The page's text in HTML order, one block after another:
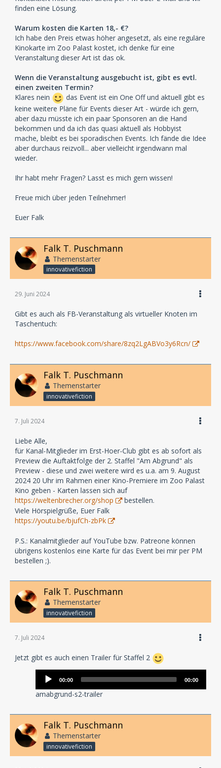
finden eine Lösung.
Warum kosten die Karten 18,- €?
Ich habe den Preis etwas höher angesetzt, als eine reguläre
Kinokarte im Zoo Palast kostet, ich denke für eine
Veranstaltung dieser Art ist das ok.
Wenn die Veranstaltung ausgebucht ist, gibt es evtl.
einen zweiten Termin?
Klares nein
das Event ist ein One Off und aktuell gibt es
keine weitere Pläne für Events dieser Art - würde ich gern,
aber dazu müsste ich ein paar Sponsoren an die Hand
bekommen und da ich das quasi aktuell als Hobbyist
mache, bleibt es bei sporadischen Events. Ich fände die Idee
aber durchaus reizvoll... aber vielleicht irgendwann mal
wieder.
Ihr habt mehr Fragen? Lasst es mich gern wissen!
Freue mich über jeden Teilnehmer!
Euer Falk
Falk T. Puschmann
Themenstarter
innovativefiction
29. Juni 2024
Gibt es auch als FB-Veranstaltung als virtueller Knoten im
Taschentuch:
https://www.facebook.com/share/8zq2LgABVo3y6Rcn/
Falk T. Puschmann
Themenstarter
innovativefiction
7. Juli 2024
Liebe Alle,
für Kanal-Mitglieder im Erst-Hoer-Club gibt es ab sofort als
Preview die Auftaktfolge der 2. Staffel "Am Abgrund" als
Preview - diese und zwei weitere wird es u.a. am 9. August
2024 20 Uhr im Rahmen einer Kino-Premiere im Zoo Palast
Kino geben - Karten lassen sich auf
https://weltenbrecher.org/shop
bestellen.
Viele Hörspielgrüße, Euer Falk
https://youtu.be/bjufCh-zbPk
P.S.: Kanalmitglieder auf YouTube bzw. Patreone können
übrigens kostenlos eine Karte für das Event bei mir per PM
bestellen ;).
Falk T. Puschmann
Themenstarter
innovativefiction
7. Juli 2024
Jetzt gibt es auch einen Trailer für Staffel 2
Audio-
Player
00:00 00:00
amabgrund-s2-trailer
Falk T. Puschmann
Themenstarter
innovativefiction